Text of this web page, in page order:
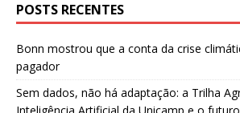
POSTS RECENTES
Bonn mostrou que a conta da crise
pagador
Sem dados, não há adaptação: a Trilha